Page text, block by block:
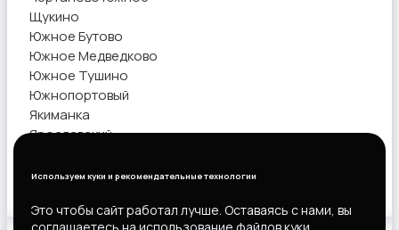
Используем куки и рекомендательные технологии
Это чтобы сайт работал лучше. Оставаясь с нами, вы
Щукино
Южное Бутово
Южное Медведково
Южное Тушино
Южнопортовый
Якиманка
Ярославский
Показать объявления